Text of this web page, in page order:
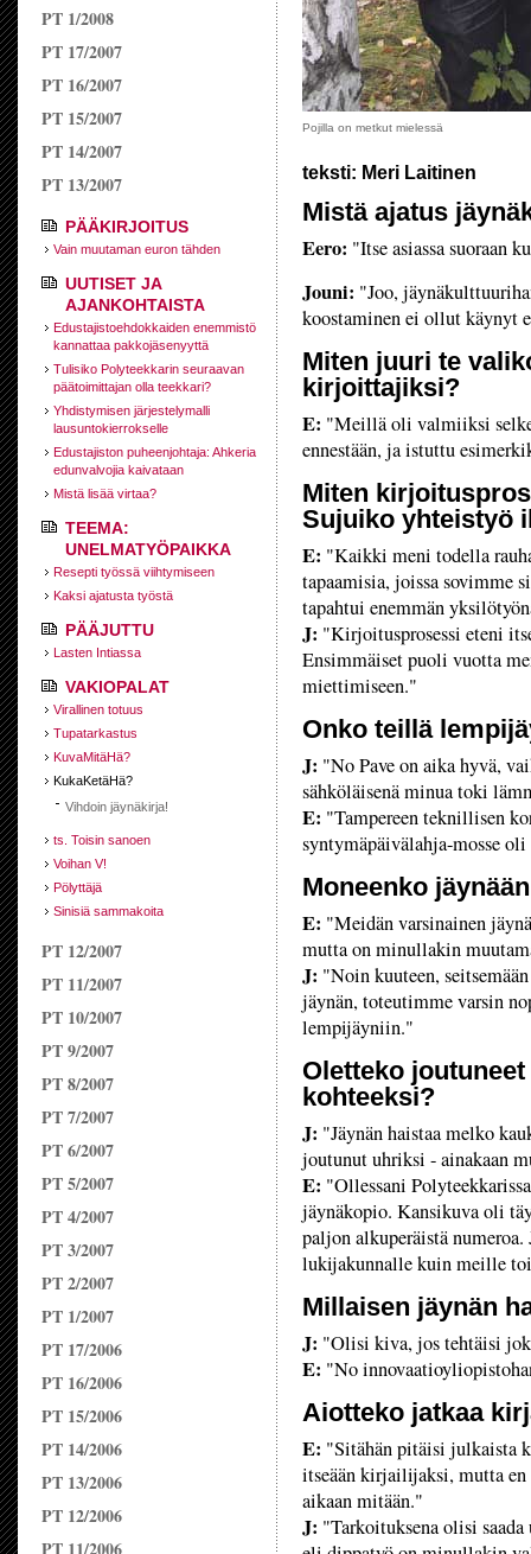
PT 1/2008
PT 17/2007
PT 16/2007
PT 15/2007
PT 14/2007
PT 13/2007
PÄÄKIRJOITUS
Vain muutaman euron tähden
UUTISET JA
AJANKOHTAISTA
Edustajistoehdokkaiden enemmistö
kannattaa pakkojäsenyyttä
Tulisiko Polyteekkarin seuraavan
päätoimittajan olla teekkari?
Yhdistymisen järjestelymalli
lausuntokierrokselle
Edustajiston puheenjohtaja: Ahkeria
edunvalvojia kaivataan
Mistä lisää virtaa?
TEEMA:
UNELMATYÖPAIKKA
Resepti työssä viihtymiseen
Kaksi ajatusta työstä
PÄÄJUTTU
Lasten Intiassa
VAKIOPALAT
Virallinen totuus
Tupatarkastus
KuvaMitäHä?
KukaKetäHä?
Vihdoin jäynäkirja!
ts. Toisin sanoen
Voihan V!
Pölyttäjä
Sinisiä sammakoita
PT 12/2007
PT 11/2007
PT 10/2007
PT 9/2007
PT 8/2007
PT 7/2007
PT 6/2007
PT 5/2007
PT 4/2007
PT 3/2007
PT 2/2007
PT 1/2007
PT 17/2006
PT 16/2006
PT 15/2006
PT 14/2006
PT 13/2006
PT 12/2006
PT 11/2006
Pojilla on metkut mielessä
teksti: Meri Laitinen
Mistä ajatus
Eero: "Itse asiassa suoraan
Jouni: "Joo,
koostaminen ei ollut käynyt
Miten juuri te
kirjoittajiksi?
E: "Meillä oli valmiiksi
ennestään, ja istuttu
Miten
Sujuiko yhteistyö
E: "Kaikki meni todella
tapaamisia, joissa
tapahtui enemmän
J: "Kirjoitusprosessi eteni
Ensimmäiset puoli vuotta
miettimiseen."
Onko teillä
J: "No Pave on aika hyvä,
sähköläisenä minua toki
E: "Tampereen teknillisen
syntymäpäivälahja-mosse
Moneenko
E: "Meidän varsinainen
mutta on minullakin
J: "Noin kuuteen,
jäynän, toteutimme varsin
lempijäyniin."
Oletteko
kohteeksi?
J: "Jäynän haistaa melko
joutunut uhriksi - ainakaan
E: "Ollessani
jäynäkopio. Kansikuva oli
paljon alkuperäistä
lukijakunnalle kuin meille
Millaisen jäynän
J: "Olisi kiva, jos tehtäisi
E: "No
Aiotteko jatkaa
E: "Sitähän pitäisi julkaista
itseään kirjailijaksi, mutta
aikaan mitään."
J: "Tarkoituksena olisi